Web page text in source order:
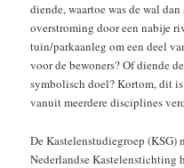
diende, waartoe was de wal
overstroming door een nabije
tuin/parkaanleg om een deel
voor de bewoners? Of diende
symbolisch doel? Kortom, dit
vanuit meerdere disciplines
De Kastelenstudiegroep (KSG)
Nederlandse